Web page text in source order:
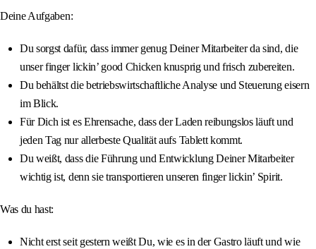
Deine Aufgaben:
Du sorgst dafür, dass immer genug Deiner Mitarbeiter da sind, die
unser finger lickin’ good Chicken knusprig und frisch zubereiten.
Du behältst die betriebswirtschaftliche Analyse und Steuerung eisern
im Blick.
Für Dich ist es Ehrensache, dass der Laden reibungslos läuft und
jeden Tag nur allerbeste Qualität aufs Tablett kommt.
Du weißt, dass die Führung und Entwicklung Deiner Mitarbeiter
wichtig ist, denn sie transportieren unseren finger lickin’ Spirit.
Was du hast:
Nicht erst seit gestern weißt Du, wie es in der Gastro läuft und wie